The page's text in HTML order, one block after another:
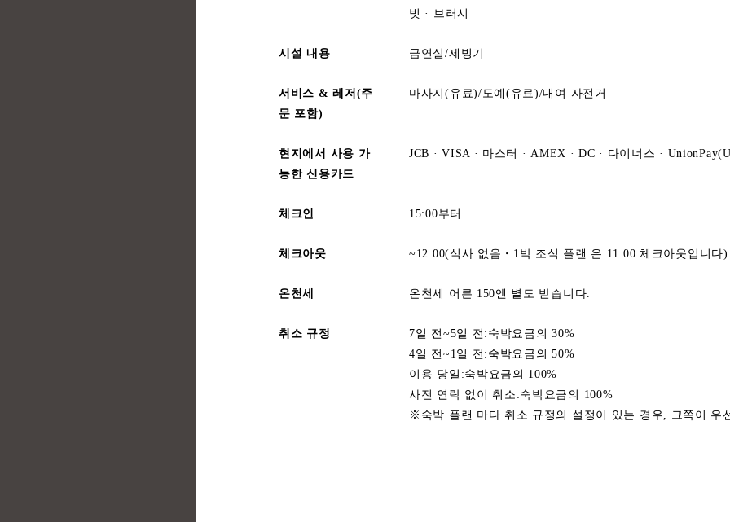
빗 · 브러시
시설 내용 금연실/제빙기
서비스 & 레저(주
문 포함)
마사지(유료)/도예(유료)/대여 자전거
현지에서 사용 가
능한 신용카드
JCB · VISA · 마스터 · AMEX · DC · 다이너스 ·
체크인 15:00부터
체크아웃 ~12:00(식사 없음・1박 조식 플랜 은 11:00 체크아웃입니다)
온천세 온천세 어른 150엔 별도 받습니다.
취소 규정
7일 전~5일 전:숙박요금의 30%
4일 전~1일 전:숙박요금의 50%
이용 당일:숙박요금의 100%
사전 연락 없이 취소:숙박요금의 100%
※숙박 플랜 마다 취소 규정의 설정이 있는 경우, 그쪽이 우